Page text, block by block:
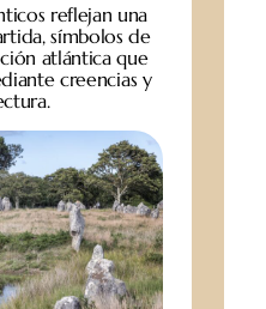
reflejan una
símbolos de
atlántica que
creencias y